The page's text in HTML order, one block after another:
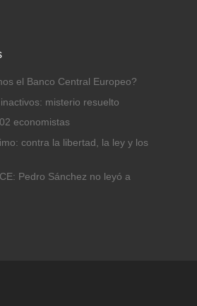
el Banco Central Europeo?
misterio resuelto
economistas
contra la libertad, la ley y los
Pedro Sánchez no leyó a